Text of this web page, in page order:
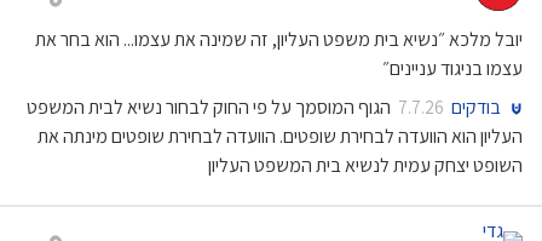
יובל מלכא ״נשיא בית משפט העליון, זה שמינה את עצמו... הוא בחר את
עצמו בניגוד עניינים״
בודקים 7.7.26 הגוף המוסמך על פי החוק לבחור נשיא לבית המשפט
העליון הוא הוועדה לבחירת שופטים. הוועדה לבחירת שופטים מינתה את
השופט יצחק עמית לנשיא בית המשפט העליון